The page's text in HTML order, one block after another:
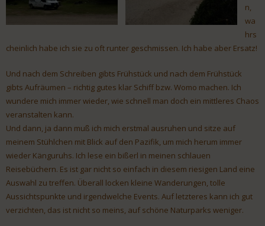
n,
wa
hrs
cheinlich habe ich sie zu oft runter geschmissen. Ich habe aber Ersatz!
Und nach dem Schreiben gibts Frühstück und nach dem Frühstück
gibts Aufräumen – richtig gutes klar Schiff bzw. Womo machen. Ich
wundere mich immer wieder, wie schnell man doch ein mittleres Chaos
veranstalten kann.
Und dann, ja dann muß ich mich erstmal ausruhen und sitze auf
meinem Stühlchen mit Blick auf den Pazifik, um mich herum immer
wieder Känguruhs. Ich lese ein bißerl in meinen schlauen
Reisebüchern. Es ist gar nicht so einfach in diesem riesigen Land eine
Auswahl zu treffen. Überall locken kleine Wanderungen, tolle
Aussichtspunkte und irgendwelche Events. Auf letzteres kann ich gut
verzichten, das ist nicht so meins, auf schöne Naturparks weniger.